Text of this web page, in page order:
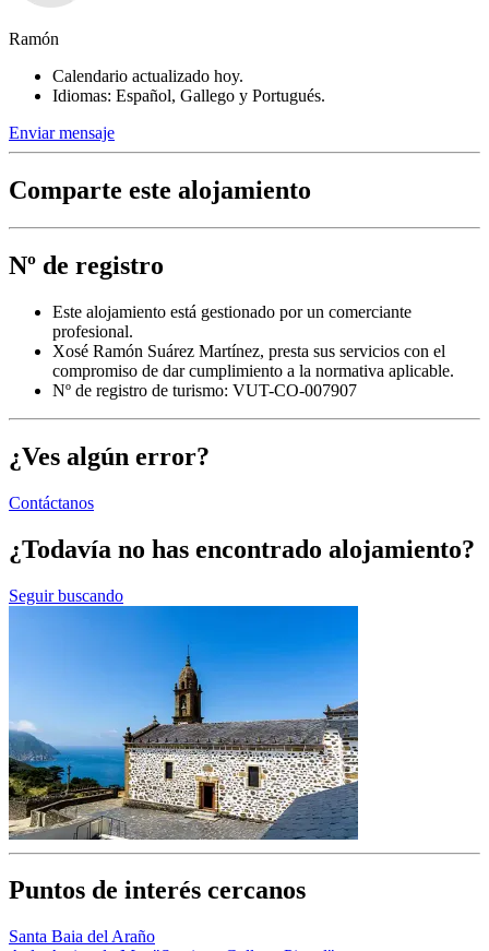
Ramón
Calendario actualizado hoy.
Idiomas: Español, Gallego y Portugués.
Enviar mensaje
Comparte este alojamiento
Nº de registro
Este alojamiento está gestionado por un comerciante
profesional.
Xosé Ramón Suárez Martínez, presta sus servicios con el
compromiso de dar cumplimiento a la normativa aplicable.
Nº de registro de turismo: VUT-CO-007907
¿Ves algún error?
Contáctanos
¿Todavía no has encontrado alojamiento?
Seguir buscando
Puntos de interés cercanos
Santa Baia del Araño